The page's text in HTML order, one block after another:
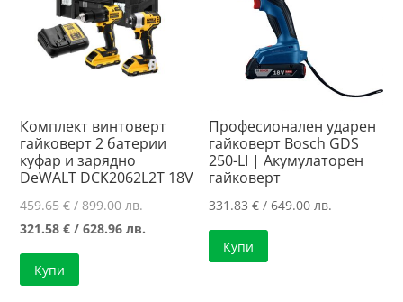
Комплект винтоверт
гайковерт 2 батерии
куфар и зарядно
DeWALT DCK2062L2T 18V
459.65€/ 899.00 лв.Original
price
321.58€ / 628.96 лв.
Купи
Професионален ударен
гайковерт Bosch GDS
250-LI | Акумулаторен
гайковерт
331.83€ / 649.00 лв.
Купи